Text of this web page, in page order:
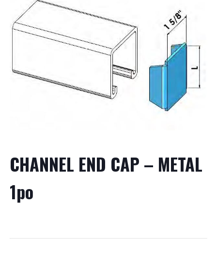
CHANNEL END CAP – METAL
1po